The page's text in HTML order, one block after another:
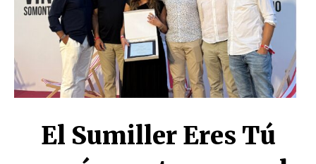
El Sumiller Eres Tú